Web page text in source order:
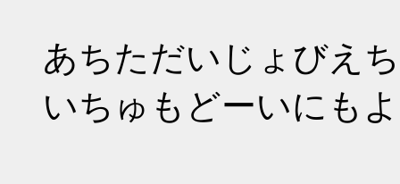
あちただいじょびえ
いちゅもどーいにも